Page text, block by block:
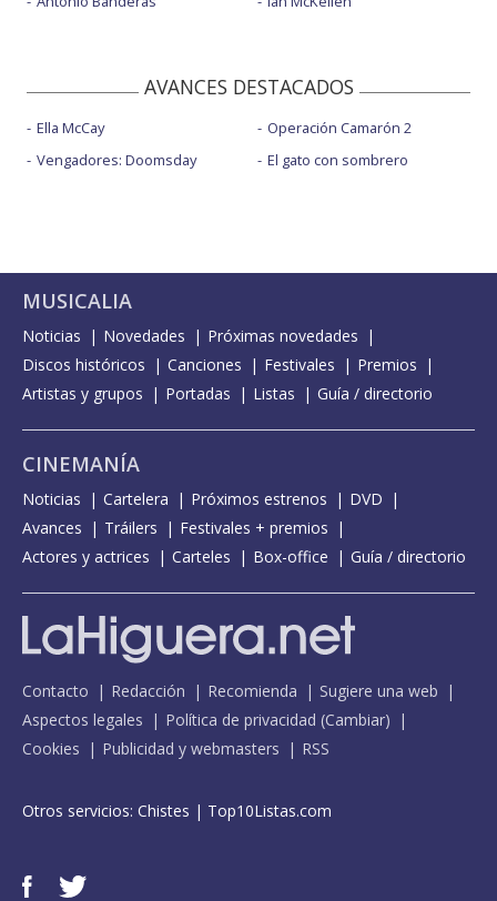
AVANCES DESTACADOS
Ella McCay
Vengadores: Doomsday
Operación Camarón 2
El gato con sombrero
MUSICALIA
Noticias Novedades
Próximas novedades
Discos históricos
Canciones Festivales
Premios
Artistas y grupos
Portadas Listas Guía / directorio
CINEMANÍA
Noticias Cartelera Próximos estrenos
DVD
Avances
Tráilers
Festivales + premios
Actores y actrices
Carteles Box-office Guía / directorio
Contacto Redacción Recomienda
Sugiere una web
Aspectos legales
Política de privacidad (Cambiar)
Cookies
Publicidad y webmasters RSS
Otros servicios: Chistes | Top10Listas.com